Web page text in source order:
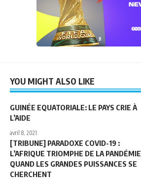
YOU MIGHT ALSO LIKE
GUINÉE EQUATORIALE: LE PAYS CRIE À
L’AIDE
avril 8, 2021
[TRIBUNE] PARADOXE COVID-19 :
L’AFRIQUE TRIOMPHE DE LA PANDÉMIE
QUAND LES GRANDES PUISSANCES SE
CHERCHENT